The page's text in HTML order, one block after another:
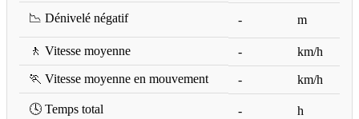
📉 Dénivelé négatif - m
🚶 Vitesse moyenne -
km/h
🏃 Vitesse moyenne en mouvement
- km/h
🕓 Temps total - h